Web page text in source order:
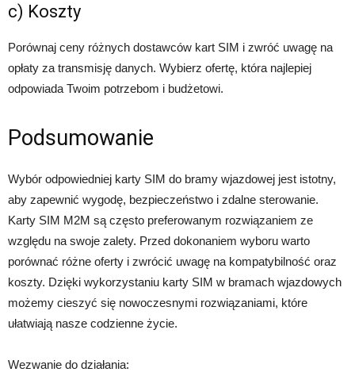
c) Koszty
Porównaj ceny różnych dostawców kart SIM i zwróć uwagę na
opłaty za transmisję danych. Wybierz ofertę, która najlepiej
odpowiada Twoim potrzebom i budżetowi.
Podsumowanie
Wybór odpowiedniej karty SIM do bramy wjazdowej jest istotny,
aby zapewnić wygodę, bezpieczeństwo i zdalne sterowanie.
Karty SIM M2M są często preferowanym rozwiązaniem ze
względu na swoje zalety. Przed dokonaniem wyboru warto
porównać różne oferty i zwrócić uwagę na kompatybilność oraz
koszty. Dzięki wykorzystaniu karty SIM w bramach wjazdowych
możemy cieszyć się nowoczesnymi rozwiązaniami, które
ułatwiają nasze codzienne życie.
Wezwanie do działania: